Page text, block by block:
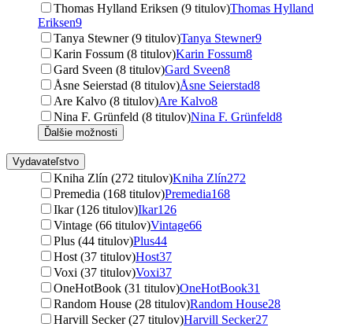
Thomas Hylland Eriksen (9 titulov)Thomas Hylland
Eriksen9
Tanya Stewner (9 titulov)Tanya Stewner9
Karin Fossum (8 titulov)Karin Fossum8
Gard Sveen (8 titulov)Gard Sveen8
Åsne Seierstad (8 titulov)Åsne Seierstad8
Are Kalvo (8 titulov)Are Kalvo8
Nina F. Grünfeld (8 titulov)Nina F. Grünfeld8
Ďalšie možnosti
Vydavateľstvo
Kniha Zlín (272 titulov)Kniha Zlín272
Premedia (168 titulov)Premedia168
Ikar (126 titulov)Ikar126
Vintage (66 titulov)Vintage66
Plus (44 titulov)Plus44
Host (37 titulov)Host37
Voxi (37 titulov)Voxi37
OneHotBook (31 titulov)OneHotBook31
Random House (28 titulov)Random House28
Harvill Secker (27 titulov)Harvill Secker27